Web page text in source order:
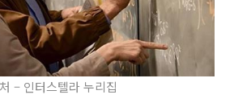
– 인터스텔라 누리집